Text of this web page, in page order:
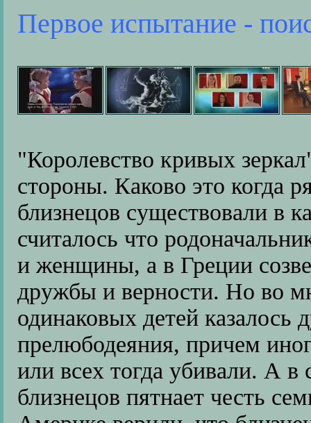
Первое испытание -
"Королевство кривых
стороны. Каково это когда
близнецов существовали в
считалось что
и женщины, а в Греции
дружбы и верности. Но во
одинаковых детей казалось
прелюбодеяния, причем
или всех тогда убивали. А
близнецов пятнает честь